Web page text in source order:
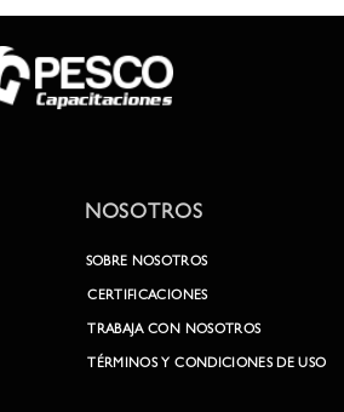
NOSOTROS
SOBRE NOSOTROS
CERTIFICACIONES
TRABAJA CON NOSOTROS
TÉRMINOS Y CONDICIONES DE USO